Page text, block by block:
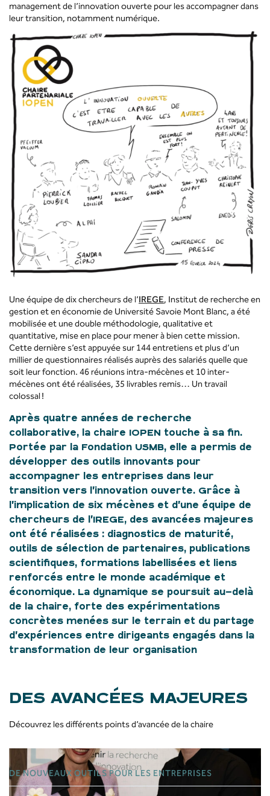
management de l’innovation ouverte pour les accompagner dans
leur transition, notamment numérique.
Une équipe de dix chercheurs de l’IREGE, Institut de recherche en
gestion et en économie de Université Savoie Mont Blanc, a été
mobilisée et une double méthodologie, qualitative et
quantitative, mise en place pour mener à bien cette mission.
Cette dernière s’est appuyée sur 144 entretiens et plus d’un
millier de questionnaires réalisés auprès des salariés quelle que
soit leur fonction. 46 réunions intra-mécènes et 10 inter-
mécènes ont été réalisées, 35 livrables remis… Un travail
colossal !
Après quatre années de recherche
collaborative, la chaire IOPEN touche à sa fin.
Portée par la Fondation USMB, elle a permis de
développer des outils innovants pour
accompagner les entreprises dans leur
transition vers l’innovation ouverte. Grâce à
l’implication de six mécènes et d’une équipe de
chercheurs de l’IREGE, des avancées majeures
ont été réalisées : diagnostics de maturité,
outils de sélection de partenaires, publications
scientifiques, formations labellisées et liens
renforcés entre le monde académique et
économique. La dynamique se poursuit au-delà
de la chaire, forte des expérimentations
concrètes menées sur le terrain et du partage
d’expériences entre dirigeants engagés dans la
transformation de leur organisation
DES AVANCÉES MAJEURES
Découvrez les différents points d’avancée de la chaire
DE NOUVEAUX OUTILS POUR LES ENTREPRISES